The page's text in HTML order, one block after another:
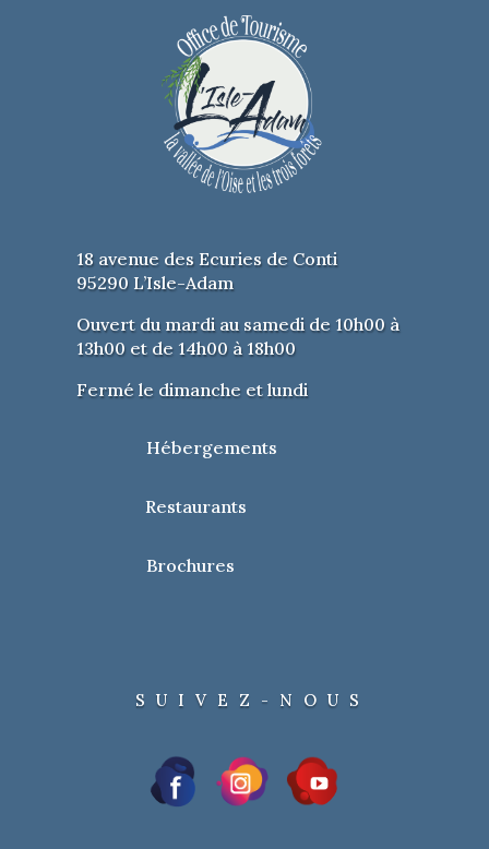
18 avenue des Ecuries de Conti
95290 L’Isle-Adam
Ouvert du mardi au samedi de 10h00 à
13h00 et de 14h00 à 18h00
Fermé le dimanche et lundi
Hébergements
Restaurants
Brochures
SUIVEZ-NOUS